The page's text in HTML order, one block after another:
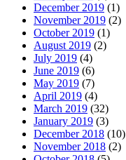
December 2019 (1)
November 2019 (2)
October 2019 (1)
August 2019 (2)
July 2019 (4)
June 2019 (6)
May 2019 (7)
April 2019 (4)
March 2019 (32)
January 2019 (3)
December 2018 (10)
November 2018 (2)